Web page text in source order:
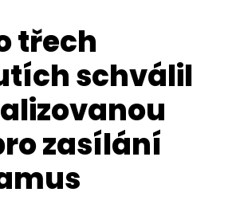
třech
schválil
zasílání